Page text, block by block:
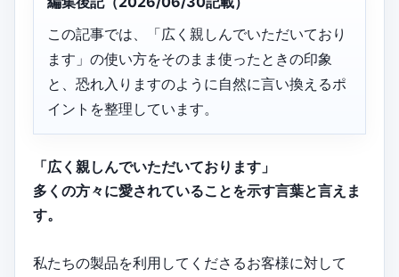
この記事では、「広く親しんでいただいており
ます」の使い方をそのまま使ったときの印象
と、恐れ入りますのように自然に言い換えるポ
イントを整理しています。
「広く親しんでいただいております」
多くの方々に愛されていることを示す言葉と言えま
す。
私たちの製品を利用してくださるお客様に対して